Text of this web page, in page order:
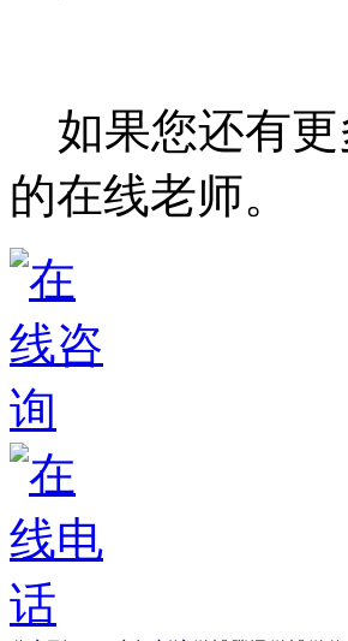
如果您还有更
的在线老师。